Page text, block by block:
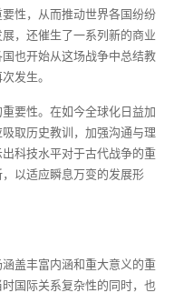
性，从而推动世界各国纷纷
，还催生了一系列新的商业
也开始从这场战争中总结教
发生。
要性。在如今全球化日益加
取历史教训，加强沟通与理
科技水平对于古代战争的重
以适应瞬息万变的发展形
盖丰富内涵和重大意义的重
国际关系复杂性的同时，也